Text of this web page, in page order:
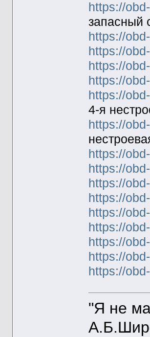
https://
запасный
https://
https://
https://
https://
https://
4-я
https://
https://
https://
https://
https://
https://
https://
https://
https://
https://
"Я не